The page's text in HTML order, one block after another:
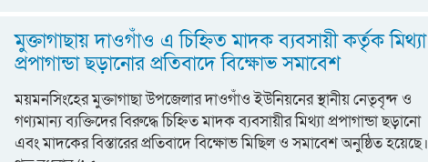
মুক্তাগাছায় দাওগাঁও এ চিহ্নিত মাদক ব্যবসায়ী কর্তৃক মিথ্যা
প্রপাগান্ডা ছড়ানোর প্রতিবাদে বিক্ষোভ সমাবেশ
ময়মনসিংহের মুক্তাগাছা উপজেলার দাওগাঁও ইউনিয়নের স্থানীয় নেতৃবৃন্দ ও
গণ্যমান্য ব্যক্তিদের বিরুদ্ধে চিহ্নিত মাদক ব্যবসায়ীর মিথ্যা প্রপাগান্ডা ছড়ানো
এবং মাদকের বিস্তারের প্রতিবাদে বিক্ষোভ মিছিল ও সমাবেশ অনুষ্ঠিত হয়েছে। ​